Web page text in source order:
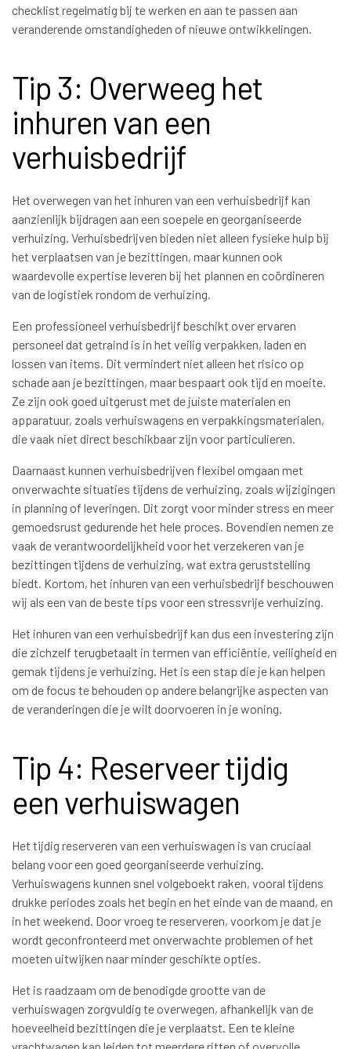
checklist regelmatig bij te werken en aan te passen aan
veranderende omstandigheden of nieuwe ontwikkelingen.
Tip 3: Overweeg het
inhuren van een
verhuisbedrijf
Het overwegen van het inhuren van een verhuisbedrijf kan
aanzienlijk bijdragen aan een soepele en georganiseerde
verhuizing. Verhuisbedrijven bieden niet alleen fysieke hulp bij
het verplaatsen van je bezittingen, maar kunnen ook
waardevolle expertise leveren bij het plannen en coördineren
van de logistiek rondom de verhuizing.
Een professioneel verhuisbedrijf beschikt over ervaren
personeel dat getraind is in het veilig verpakken, laden en
lossen van items. Dit vermindert niet alleen het risico op
schade aan je bezittingen, maar bespaart ook tijd en moeite.
Ze zijn ook goed uitgerust met de juiste materialen en
apparatuur, zoals verhuiswagens en verpakkingsmaterialen,
die vaak niet direct beschikbaar zijn voor particulieren.
Daarnaast kunnen verhuisbedrijven flexibel omgaan met
onverwachte situaties tijdens de verhuizing, zoals wijzigingen
in planning of leveringen. Dit zorgt voor minder stress en meer
gemoedsrust gedurende het hele proces. Bovendien nemen ze
vaak de verantwoordelijkheid voor het verzekeren van je
bezittingen tijdens de verhuizing, wat extra geruststelling
biedt. Kortom, het inhuren van een verhuisbedrijf beschouwen
wij als een van de beste tips voor een stressvrije verhuizing.
Het inhuren van een verhuisbedrijf kan dus een investering zijn
die zichzelf terugbetaalt in termen van efficiëntie, veiligheid en
gemak tijdens je verhuizing. Het is een stap die je kan helpen
om de focus te behouden op andere belangrijke aspecten van
de veranderingen die je wilt doorvoeren in je woning.
Tip 4: Reserveer tijdig
een verhuiswagen
Het tijdig reserveren van een verhuiswagen is van cruciaal
belang voor een goed georganiseerde verhuizing.
Verhuiswagens kunnen snel volgeboekt raken, vooral tijdens
drukke periodes zoals het begin en het einde van de maand, en
in het weekend. Door vroeg te reserveren, voorkom je dat je
wordt geconfronteerd met onverwachte problemen of het
moeten uitwijken naar minder geschikte opties.
Het is raadzaam om de benodigde grootte van de
verhuiswagen zorgvuldig te overwegen, afhankelijk van de
hoeveelheid bezittingen die je verplaatst. Een te kleine
vrachtwagen kan leiden tot meerdere ritten of overvolle